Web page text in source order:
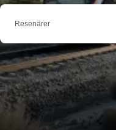
Resenärer